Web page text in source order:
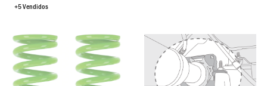
+5 Vendidos